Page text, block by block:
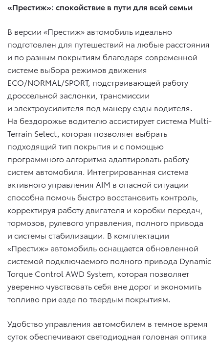
«Престиж»: спокойствие в пути для всей семьи
В версии «Престиж» автомобиль идеально
подготовлен для путешествий на любые расстояния
и по разным покрытиям благодаря современной
системе выбора режимов движения
ECO/NORMAL/SPORT, подстраивающей работу
дроссельной заслонки, трансмиссии
и электроусилителя под манеру езды водителя.
На бездорожье водителю ассистирует система Multi-
Terrain Select, которая позволяет выбрать
подходящий тип покрытия и с помощью
программного алгоритма адаптировать работу
систем автомобиля. Интегрированная система
активного управления AIM в опасной ситуации
способна помочь быстро восстановить контроль,
корректируя работу двигателя и коробки передач,
тормозов, рулевого управления, полного привода
и системы стабилизации. В комплектации
«Престиж» автомобиль оснащается обновленной
системой подключаемого полного привода Dynamic
Torque Control AWD System, которая позволяет
уверенно чувствовать себя вне дорог и экономить
топливо при езде по твердым покрытиям.
Удобство управления автомобилем в темное время
суток обеспечивают светодиодная головная оптика